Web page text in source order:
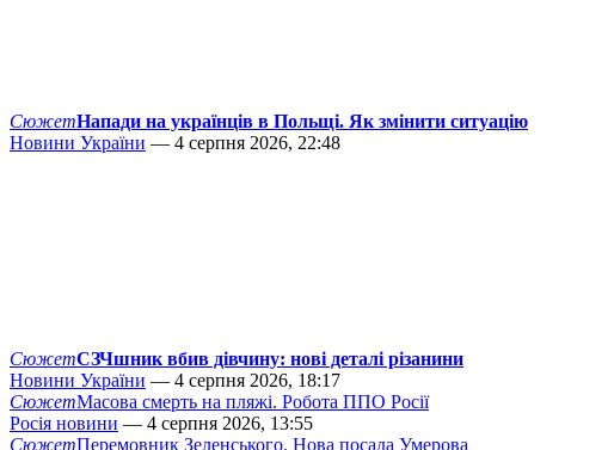
СюжетНапади на українців в Польщі. Як змінити ситуацію
Новини України — 4 серпня 2026, 22:48
СюжетСЗЧшник вбив дівчину: нові деталі різанини
Новини України — 4 серпня 2026, 18:17
СюжетМасова смерть на пляжі. Робота ППО Росії
Росія новини — 4 серпня 2026, 13:55
СюжетПеремовник Зеленського. Нова посада Умерова